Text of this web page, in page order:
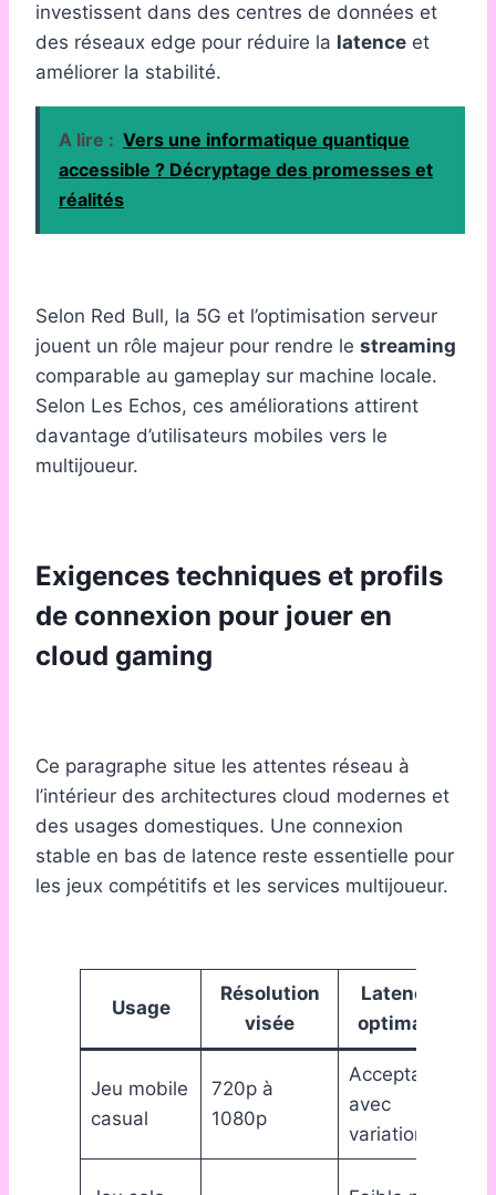
investissent dans des centres de données et
des réseaux edge pour réduire la latence et
améliorer la stabilité.
A lire : Vers une informatique quantique
accessible ? Décryptage des promesses et
réalités
Selon Red Bull, la 5G et l’optimisation serveur
jouent un rôle majeur pour rendre le streaming
comparable au gameplay sur machine locale.
Selon Les Echos, ces améliorations attirent
davantage d’utilisateurs mobiles vers le
multijoueur.
Exigences techniques et profils
de connexion pour jouer en
cloud gaming
Ce paragraphe situe les attentes réseau à
l’intérieur des architectures cloud modernes et
des usages domestiques. Une connexion
stable en bas de latence reste essentielle pour
les jeux compétitifs et les services multijoueur.
Usage
Résolution
visée
Latence
optimale
Jeu mobile
casual
720p à
1080p
Acceptable
avec
variation